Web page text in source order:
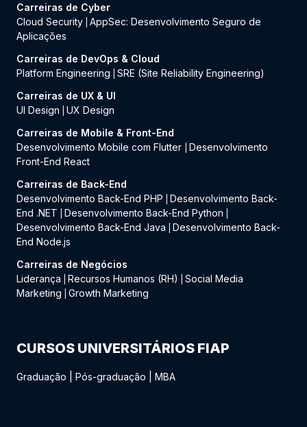
Carreiras de Cyber
Cloud Security AppSec: Desenvolvimento Seguro de
Aplicações
Carreiras de DevOps & Cloud
Platform Engineering
SRE (Site Reliability Engineering)
Carreiras de UX & UI
UI Design
UX Design
Carreiras de Mobile & Front-End
Desenvolvimento Mobile com Flutter
Desenvolvimento
Front-End React
Carreiras de Back-End
Desenvolvimento Back-End PHP
Desenvolvimento Back-
End .NET
Desenvolvimento Back-End Python
Desenvolvimento Back-End Java
Desenvolvimento Back-
End Node.js
Carreiras de Negócios
Liderança
Recursos Humanos (RH)
Social Media
Marketing
Growth Marketing
CURSOS UNIVERSITÁRIOS FIAP
Graduação Pós-graduação MBA